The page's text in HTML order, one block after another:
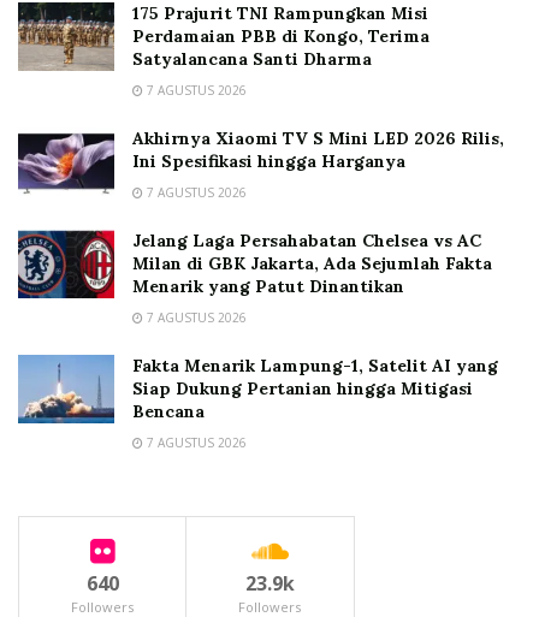
175 Prajurit TNI Rampungkan Misi
Perdamaian PBB di Kongo, Terima
Satyalancana Santi Dharma
7 AGUSTUS 2026
Akhirnya Xiaomi TV S Mini LED 2026 Rilis,
Ini Spesifikasi hingga Harganya
7 AGUSTUS 2026
Jelang Laga Persahabatan Chelsea vs AC
Milan di GBK Jakarta, Ada Sejumlah Fakta
Menarik yang Patut Dinantikan
7 AGUSTUS 2026
Fakta Menarik Lampung-1, Satelit AI yang
Siap Dukung Pertanian hingga Mitigasi
Bencana
7 AGUSTUS 2026
640
Followers
23.9k
Followers